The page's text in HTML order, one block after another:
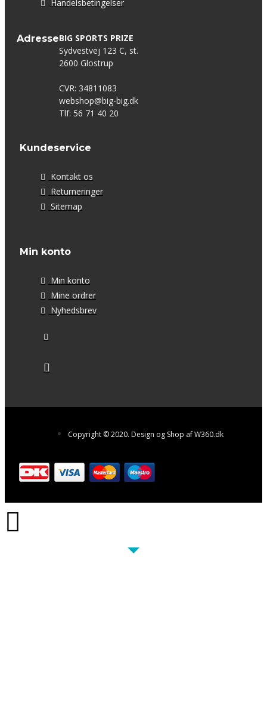
Handelsbetingelser
AdresseBIG SPORTS PRIZE
Sydvestvej 123 C, st.
2600 Glostrup
CVR: 34811083
webshop@big-big.dk
Tlf: 56 71 40 20
Kundeservice
Kontakt os
Returneringer
Sitemap
Min konto
Min konto
Mine ordrer
Nyhedsbrev
Copyright © 2020. Design og Shop af W360.dk